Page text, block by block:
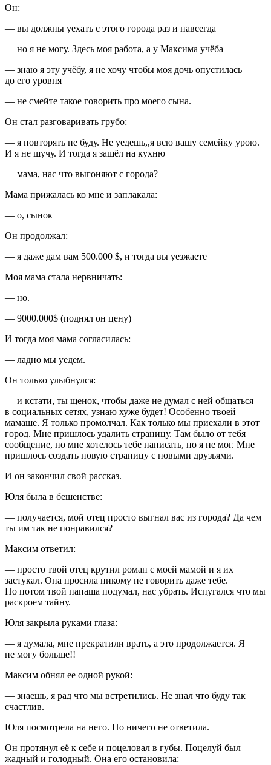
Он:
— вы должны уехать с этого города раз и навсегда
— но я не могу. Здесь моя работа, а у Максима учёба
— знаю я эту учёбу, я не хочу чтобы моя дочь опустилась
до его уровня
— не смейте такое говорить про моего сына.
Он стал разговаривать грубо:
— я повторять не буду. Не уедешь,,я всю вашу семейку урою.
И я не шучу. И тогда я зашёл на кухню
— мама, нас что выгоняют с города?
Мама прижалась ко мне и заплакала:
— о, сынок
Он продолжал:
— я даже дам вам 500.000 $, и тогда вы уезжаете
Моя мама стала нервничать:
— но.
— 9000.000$ (поднял он цену)
И тогда моя мама согласилась:
— ладно мы уедем.
Он только улыбнулся:
— и кстати, ты щенок, чтобы даже не думал с ней общаться
в социальных сетях, узнаю хуже будет! Особенно твоей
мамаше. Я только промолчал. Как только мы приехали в этот
город. Мне пришлось удалить страницу. Там было от тебя
сообщение, но мне хотелось тебе написать, но я не мог. Мне
пришлось создать новую страницу с новыми друзьями.
И он закончил свой рассказ.
Юля была в бешенстве:
— получается, мой отец просто выгнал вас из города? Да чем
ты им так не понравился?
Максим ответил:
— просто твой отец крутил роман с моей мамой и я их
застукал. Она просила никому не говорить даже тебе.
Но потом твой папаша подумал, нас убрать. Испугался что мы
раскроем тайну.
Юля закрыла руками глаза:
— я думала, мне прекратили врать, а это продолжается. Я
не могу больше!!
Максим обнял ее одной рукой:
— знаешь, я рад что мы встретились. Не знал что буду так
счастлив.
Юля посмотрела на него. Но ничего не ответила.
Он протянул её к себе и поцеловал в губы. Поцелуй был
жадный и голодный. Она его остановила: